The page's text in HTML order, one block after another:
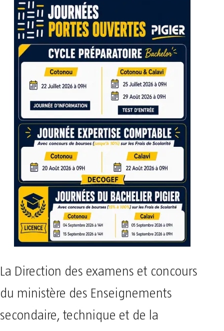
La Direction des examens et concours
du ministère des Enseignements
secondaire, technique et de la